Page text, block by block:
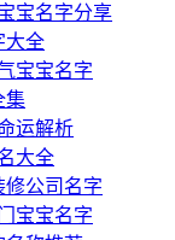
宝名字分享
大全
宝宝名字
集
运解析
大全
公司名字
宝宝名字